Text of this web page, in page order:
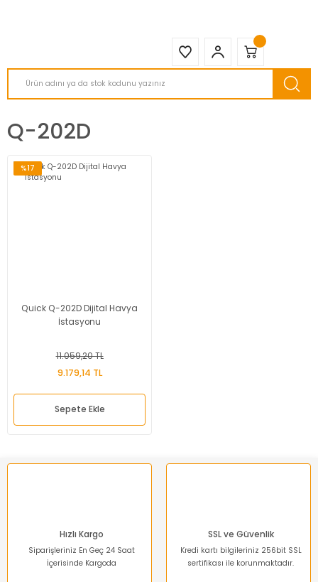
Q-202D
%17
Quick Q-202D Dijital Havya
İstasyonu
11.059,20 TL
9.179,14 TL
Sepete Ekle
Hızlı Kargo
Siparişleriniz En Geç 24 Saat
İçerisinde Kargoda
SSL ve Güvenlik
Kredi kartı bilgileriniz 256bit SSL
sertifikası ile korunmaktadır.